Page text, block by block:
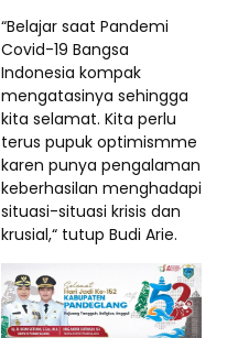
“Belajar saat Pandemi
Covid-19 Bangsa
Indonesia kompak
mengatasinya sehingga
kita selamat. Kita perlu
terus pupuk optimismme
karen punya pengalaman
keberhasilan menghadapi
situasi-situasi krisis dan
krusial,“ tutup Budi Arie.